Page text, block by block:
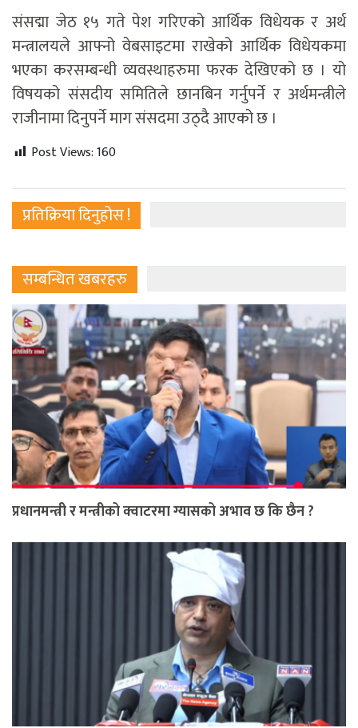
संसद्मा जेठ १५ गते पेश गरिएको आर्थिक विधेयक र अर्थ
मन्त्रालयले आफ्नो वेबसाइटमा राखेको आर्थिक विधेयकमा
भएका करसम्बन्धी व्यवस्थाहरुमा फरक देखिएको छ । यो
विषयको संसदीय समितिले छानबिन गर्नुपर्ने र अर्थमन्त्रीले
राजीनामा दिनुपर्ने माग संसदमा उठ्दै आएको छ ।
Post Views:160
प्रतिक्रिया दिनुहोस !
सम्बन्धित खबरहरु
प्रधानमन्त्री र मन्त्रीको क्वाटरमा ग्यासको अभाव छ कि छैन ?